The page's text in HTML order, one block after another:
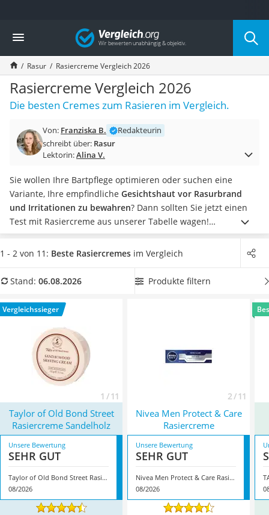
Die beliebtesten Vergleiche nach Kategorie
Drogerie
Inhalator
Haarschneider
Rollator
Braun Rasierer
Katzenklappe (Chip)
Masturbator
Massagepistole
Reisehaartrockner
Eiweißpulver
Magnesiumpräparat
Katzenklappe
Nackenmassagegerät
Zeckenschutz Katze
Philips-Sonicare-Zahnbürste
Mineralfutter Pferd
Massagegerät
Vergleich
Rasur Rasiercreme Vergleich 2026
Rasiercreme Vergleich 2026
Die besten Cremes zum Rasieren im Vergleich.
Von: Franziska B.
Redakteurin
schreibt über: Rasur
Lektorin:Alina V.
Sie wollen Ihre Bartpflege optimieren oder suchen eine
Variante, Ihre empfindliche Gesichtshaut vor Rasurbrand
und Irritationen zu bewahren? Dann sollten Sie jetzt einen
Test mit Rasiercreme aus unserer Tabelle wagen!
Rasiercremeverbessert die Gleitfähigkeit Ihrer Rasierklingen
und erleichtert Ihnen so die Rasur. Achten Sie besonders auf
empfindlichen Haut neigen, sollten Sieauf natürliche
Sie künftig in Ihre Pflegeroutine einbauen sollten, zeigt Ihnen
unsere ausführliche Produkttabelle. Überzeugt hat uns hier
im August 2026 besonders das Modell
Street Rasiercreme Sandelholz
1 - 2 von 11: Beste Rasiercremes im Vergleich
Stand: 06.08.2026 Produkte filtern
Vergleichssieger
1 / 11 2 / 11
Taylor of Old Bond Street
Rasiercreme Sandelholz
Nivea Men Protect & Care
Rasiercreme
Unsere Bewertung
SEHR GUT
Taylor of Old Bond Street Rasiercreme Sandelholz
08/2026
Unsere Bewertung
SEHR GUT
Nivea Men Protect & Care Rasiercreme
08/2026